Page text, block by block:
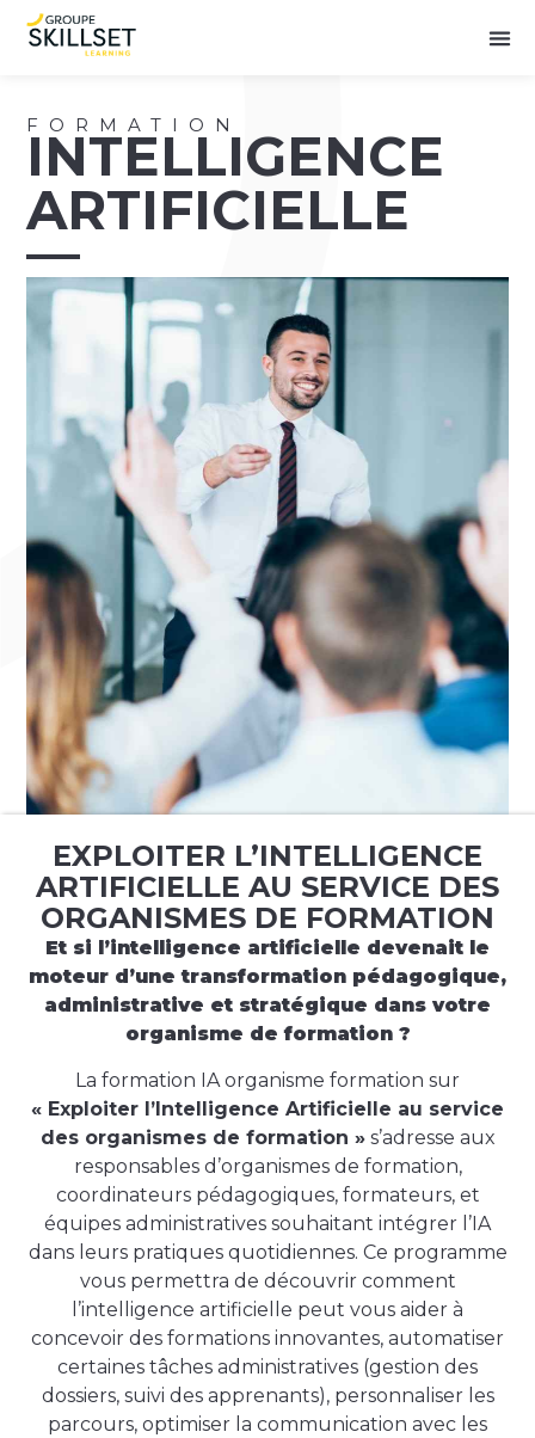
FORMATION
INTELLIGENCE
ARTIFICIELLE
EXPLOITER L’INTELLIGENCE
ARTIFICIELLE AU SERVICE DES
ORGANISMES DE FORMATION
Et si l’intelligence artificielle devenait le
moteur d’une transformation pédagogique,
administrative et stratégique dans votre
organisme de formation ?
La formation IA organisme formation sur
« Exploiter l’Intelligence Artificielle au service
des organismes de formation »s’adresse aux
responsables d’organismes de formation,
coordinateurs pédagogiques, formateurs, et
équipes administratives souhaitant intégrer l’IA
dans leurs pratiques quotidiennes. Ce programme
vous permettra de découvrir comment
l’intelligence artificielle peut vous aider à
concevoir des formations innovantes, automatiser
certaines tâches administratives (gestion des
dossiers, suivi des apprenants), personnaliser les
parcours, optimiser la communication avec les